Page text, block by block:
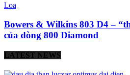
Loa
Bowers & Wilkins 803 D4 –
của dòng 800 Diamond
LATEST NEWS